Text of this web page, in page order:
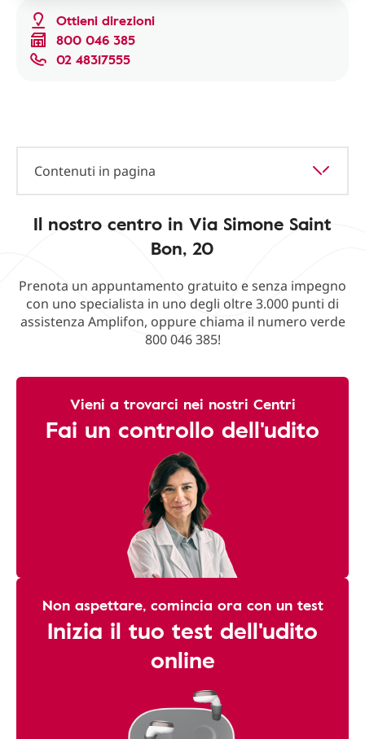
Ottieni direzioni
800 046 385
02 48317555
Contenuti in pagina
Il nostro centro in Via Simone Saint
Bon, 20
Prenota un appuntamento gratuito e senza impegno
con uno specialista in uno degli oltre 3.000 punti di
assistenza Amplifon, oppure chiama il numero verde
800 046 385!
Vieni a trovarci nei nostri Centri
Fai un controllo dell'udito
Non aspettare, comincia ora con un test
Inizia il tuo test dell'udito
online